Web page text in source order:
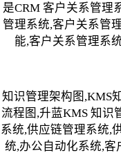
是CRM 客户关系管理
管理系统,客户关系管
能,客户关系管理系
知识管理架构图,KMS
流程图,升蓝KMS 知识
系统,供应链管理系统,
统,办公自动化系统,客